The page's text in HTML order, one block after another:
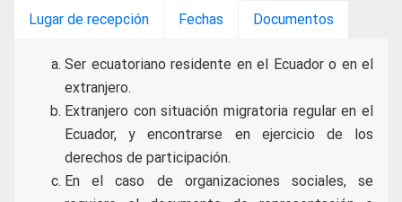
Lugar de recepción Fechas Documentos
Ser ecuatoriano residente en el Ecuador o en el
extranjero.
Extranjero con situación migratoria regular en el
Ecuador, y encontrarse en ejercicio de los
derechos de participación.
En el caso de organizaciones sociales, se